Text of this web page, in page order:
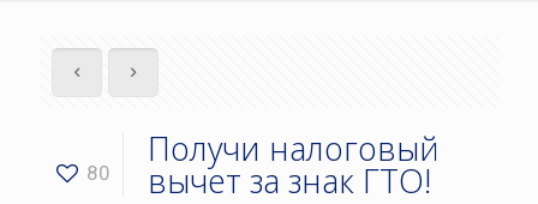
80
Получи налоговый
вычет за знак ГТО!